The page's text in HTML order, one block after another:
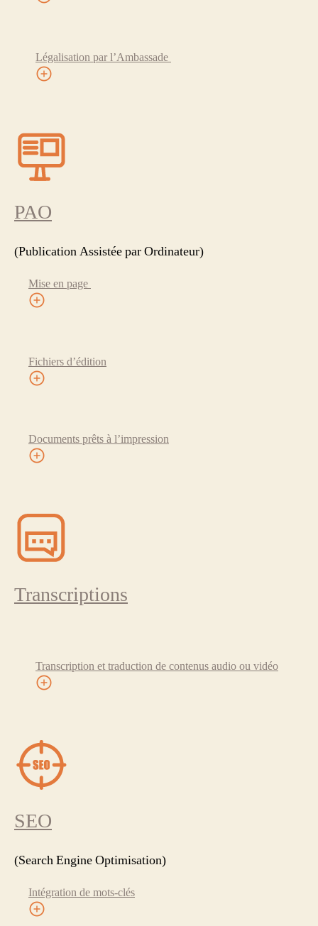
Légalisation par l’Ambassade
PAO
(Publication Assistée par Ordinateur)
Mise en page
Fichiers d’édition
Documents prêts à l’impression
Transcriptions
Transcription et traduction de contenus audio ou vidéo
SEO
(Search Engine Optimisation)
Intégration de mots-clés